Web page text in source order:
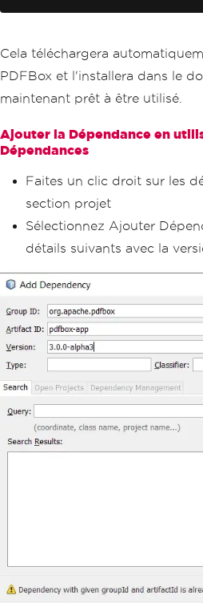
Cela téléchargera
PDFBox et l'installera dans le
maintenant prêt à être utilisé.
Ajouter la Dépendance en
Dépendances
Faites un clic droit sur les
section projet
Sélectionnez Ajouter
détails suivants avec la